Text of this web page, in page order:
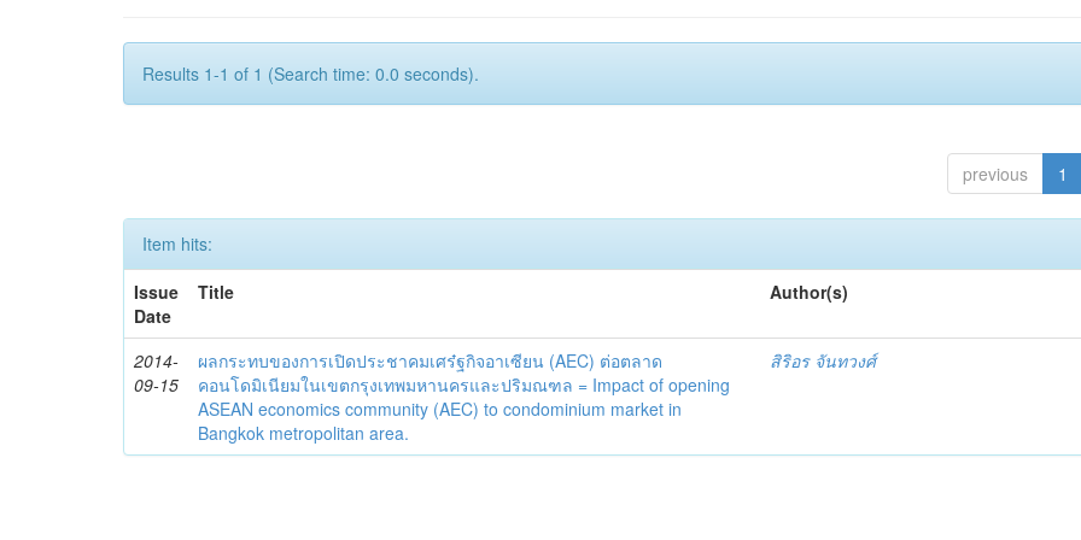
Results 1-1 of 1 (Search time: 0.0 seconds).
previous 1
Item hits:
Issue
Date
Title Author(s)
2014-
09-15
ผลกระทบของการเปิดประชาคมเศร๋ฐกิจอาเซียน (AEC) ต่อตลาด
คอนโดมิเนียมในเขตกรุงเทพมหานครและปริมณฑล = Impact of opening
ASEAN economics community (AEC) to condominium market in
Bangkok metropolitan area.
สิริอร จันทวงศ์